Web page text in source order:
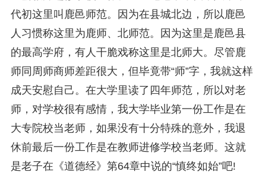
代初这里叫鹿邑师范。因为在县城北边，所以鹿邑
人习惯称这里为鹿师、北师范。因为这里是鹿邑县
的最高学府，有人干脆戏称这里是北师大。尽管鹿
师同周师商师差距很大，但毕竟带“师”字，我就这样
成天安慰自己。在大学里读了四年师范，所以对老
师，对学校很有感情，我大学毕业第一份工作是在
大专院校当老师，如果没有十分特殊的意外，我退
休前最后一份工作是在教师进修学校当老师。这就
是老子在《道德经》第64章中说的“慎终如始”吧!